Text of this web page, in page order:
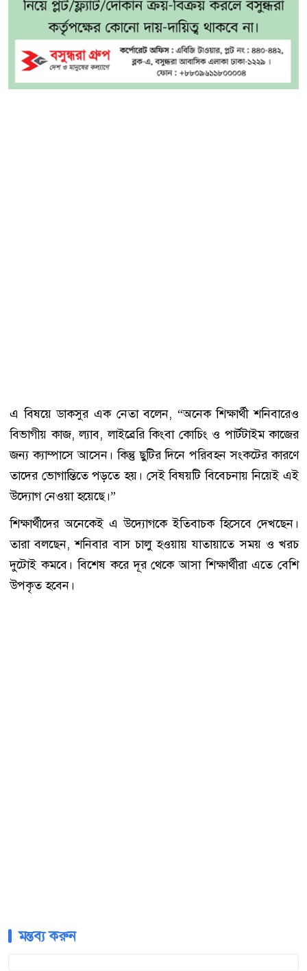
এ বিষয়ে ডাকসুর এক নেতা বলেন, “অনেক শিক্ষার্থী শনিবারেও
বিভাগীয় কাজ, ল্যাব, লাইব্রেরি কিংবা কোচিং ও পার্টটাইম কাজের
জন্য ক্যাম্পাসে আসেন। কিন্তু ছুটির দিনে পরিবহন সংকটের কারণে
তাদের ভোগান্তিতে পড়তে হয়। সেই বিষয়টি বিবেচনায় নিয়েই এই
উদ্যোগ নেওয়া হয়েছে।”
শিক্ষার্থীদের অনেকেই এ উদ্যোগকে ইতিবাচক হিসেবে দেখছেন।
তারা বলছেন, শনিবার বাস চালু হওয়ায় যাতায়াতে সময় ও খরচ
দুটোই কমবে। বিশেষ করে দূর থেকে আসা শিক্ষার্থীরা এতে বেশি
উপকৃত হবেন।
মন্তব্য করুন